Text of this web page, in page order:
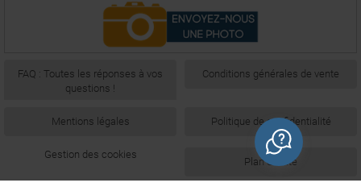
FAQ : Toutes les réponses à vos
questions !
Conditions générales de vente
Mentions légales Politique de confidentialité
Gestion des cookies
Plan du site